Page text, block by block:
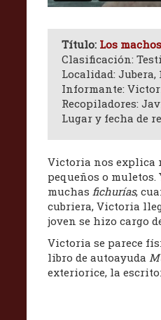
Título: Los
Clasificación:
Localidad: Jubera,
Informante:
Recopiladores:
Lugar y fecha de
Victoria nos explica
pequeños o
muchas fichurías,
cubriera, Victoria
joven se hizo cargo
Victoria se parece
libro de autoayuda
exteriorice, la